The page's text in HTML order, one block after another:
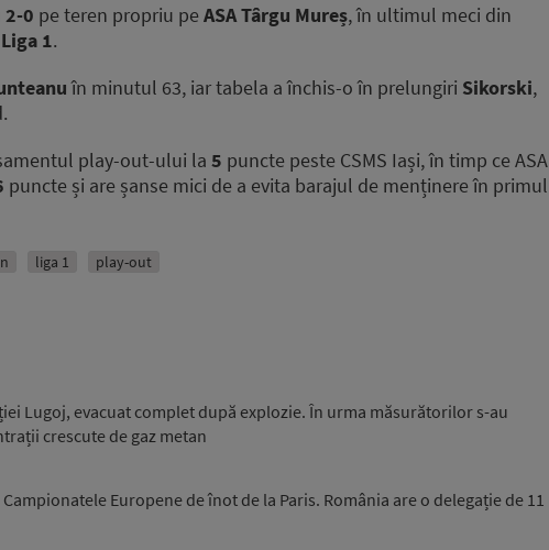
2-0 pe teren propriu pe ASA Târgu Mureș, în ultimul meci din
Liga 1.
în minutul 63, iar tabela a închis-o în prelungiri Sikorski,
play-out-ului la 5 puncte peste CSMS Iași, în timp ce ASA
puncte și are șanse mici de a evita barajul de menținere în primul
liga 1 play-out
Lugoj, evacuat complet după explozie. În urma măsurătorilor s-au
crescute de gaz metan
Europene de înot de la Paris. România are o delegație de 11